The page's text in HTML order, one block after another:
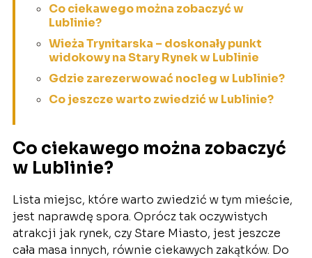
Co ciekawego można zobaczyć w
Lublinie?
Wieża Trynitarska – doskonały punkt
widokowy na Stary Rynek w Lublinie
Gdzie zarezerwować nocleg w Lublinie?
Co jeszcze warto zwiedzić w Lublinie?
Co ciekawego można zobaczyć
w Lublinie?
Lista miejsc, które warto zwiedzić w tym mieście,
jest naprawdę spora. Oprócz tak oczywistych
atrakcji jak rynek, czy Stare Miasto, jest jeszcze
cała masa innych, równie ciekawych zakątków. Do